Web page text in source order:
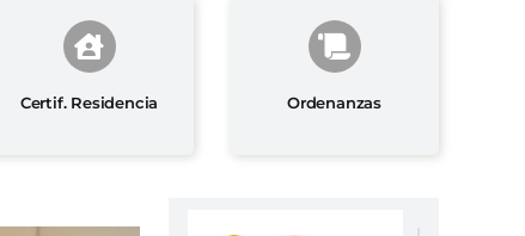
Certif. Residencia Ordenanzas